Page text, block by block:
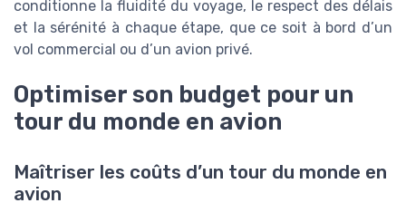
conditionne la fluidité du voyage, le respect des délais
et la sérénité à chaque étape, que ce soit à bord d’un
vol commercial ou d’un avion privé.
Optimiser son budget pour un
tour du monde en avion
Maîtriser les coûts d’un tour du monde en
avion